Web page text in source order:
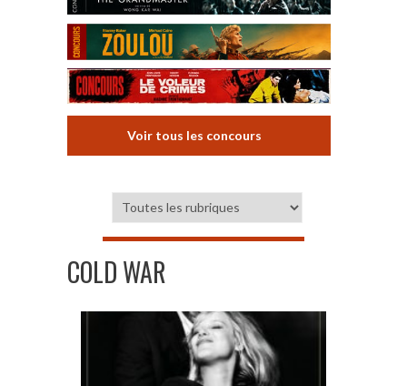
Voir tous les concours
COLD WAR